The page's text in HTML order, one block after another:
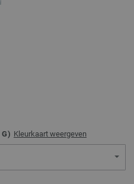
G) Kleurkaart weergeven